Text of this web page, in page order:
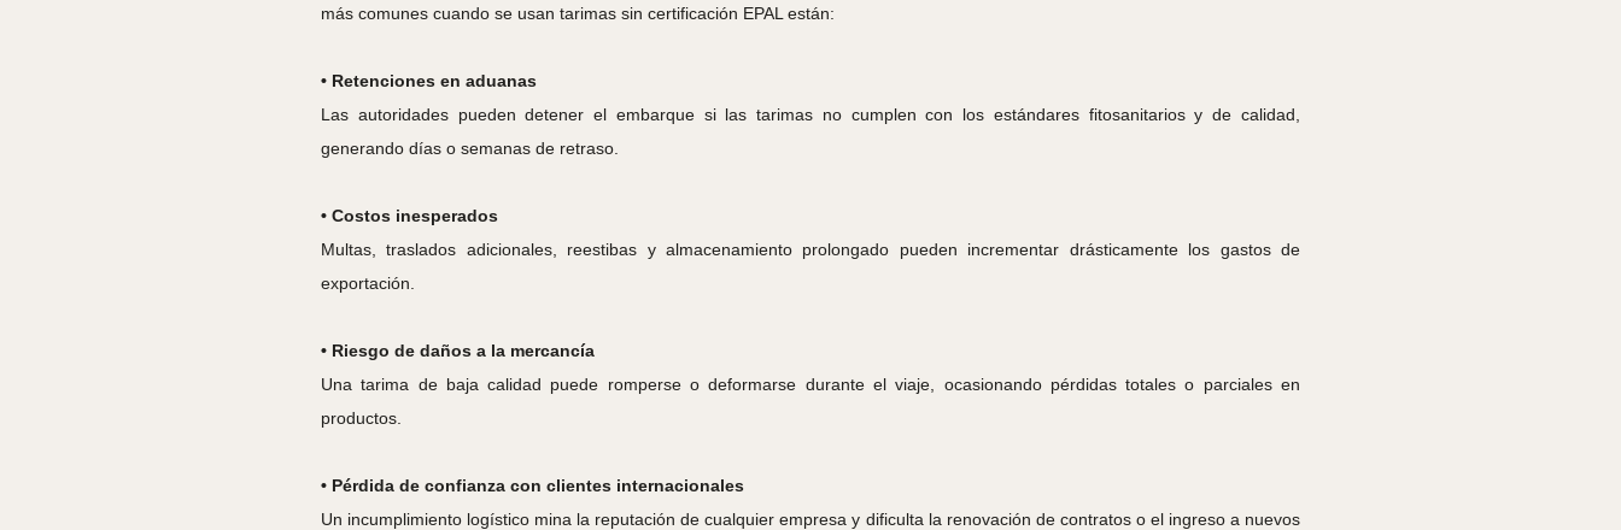
más comunes cuando se usan tarimas sin certificación EPAL están:
• Retenciones en aduanas
Las autoridades pueden detener el embarque si las tarimas no cumplen con los estándares fitosanitarios y de calidad,
generando días o semanas de retraso.
• Costos inesperados
Multas, traslados adicionales, reestibas y almacenamiento prolongado pueden incrementar drásticamente los gastos de
exportación.
• Riesgo de daños a la mercancía
Una tarima de baja calidad puede romperse o deformarse durante el viaje, ocasionando pérdidas totales o parciales en
productos.
• Pérdida de confianza con clientes internacionales
Un incumplimiento logístico mina la reputación de cualquier empresa y dificulta la renovación de contratos o el ingreso a nuevos